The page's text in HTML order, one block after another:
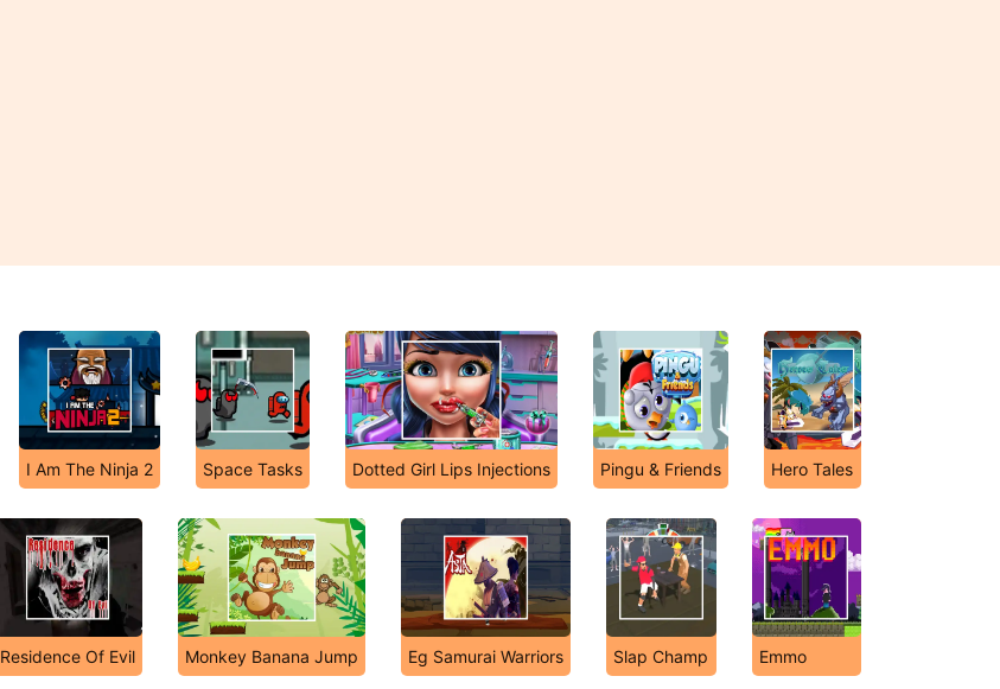
I Am The Ninja 2 Space Tasks Dotted Girl Lips Injections Pingu & Friends Hero Tales
Residence Of Evil Monkey Banana Jump Eg Samurai Warriors Slap Champ Emmo